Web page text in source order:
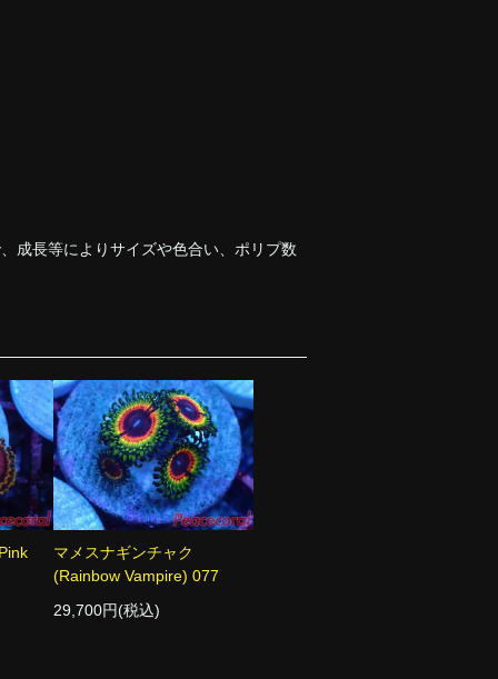
成長等によりサイズや色合い、ポリプ数
マメスナギンチャク
(Rainbow Vampire) 077
29,700円(税込)